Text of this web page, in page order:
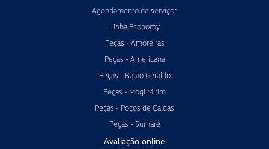
Agendamento de serviços
Linha Economy
Peças - Amoreiras
Peças - Americana
Peças - Barão Geraldo
Peças - Mogi Mirim
Peças - Poços de Caldas
Peças - Sumaré
Avaliação online